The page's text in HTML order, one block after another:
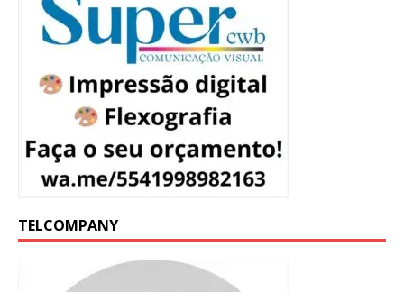
TELCOMPANY